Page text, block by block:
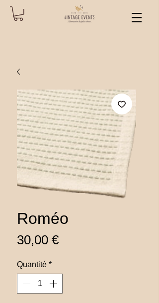
Roméo
30,00 €Prix
Quantité *